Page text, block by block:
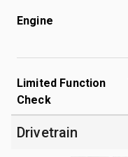
Engine
Limited Function
Check
Drivetrain